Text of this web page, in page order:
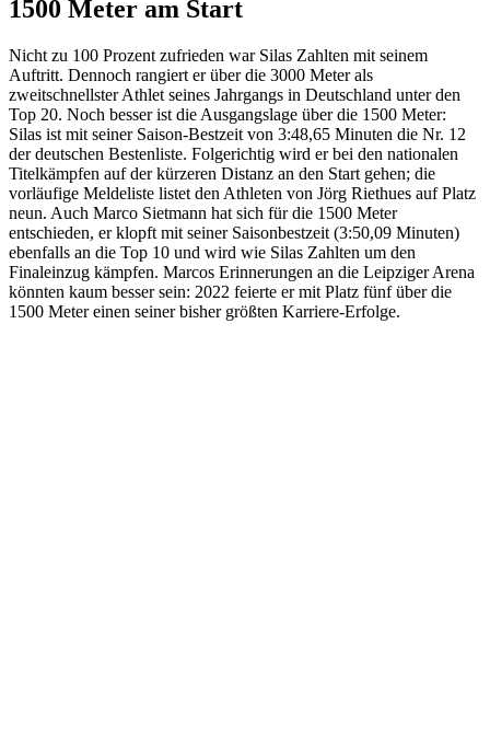
1500 Meter am Start
Nicht zu 100 Prozent zufrieden war Silas Zahlten mit seinem
Auftritt. Dennoch rangiert er über die 3000 Meter als
zweitschnellster Athlet seines Jahrgangs in Deutschland unter den
Top 20. Noch besser ist die Ausgangslage über die 1500 Meter:
Silas ist mit seiner Saison-Bestzeit von 3:48,65 Minuten die Nr. 12
der deutschen Bestenliste. Folgerichtig wird er bei den nationalen
Titelkämpfen auf der kürzeren Distanz an den Start gehen; die
vorläufige Meldeliste listet den Athleten von Jörg Riethues auf Platz
neun. Auch Marco Sietmann hat sich für die 1500 Meter
entschieden, er klopft mit seiner Saisonbestzeit (3:50,09 Minuten)
ebenfalls an die Top 10 und wird wie Silas Zahlten um den
Finaleinzug kämpfen. Marcos Erinnerungen an die Leipziger Arena
könnten kaum besser sein: 2022 feierte er mit Platz fünf über die
1500 Meter einen seiner bisher größten Karriere-Erfolge.